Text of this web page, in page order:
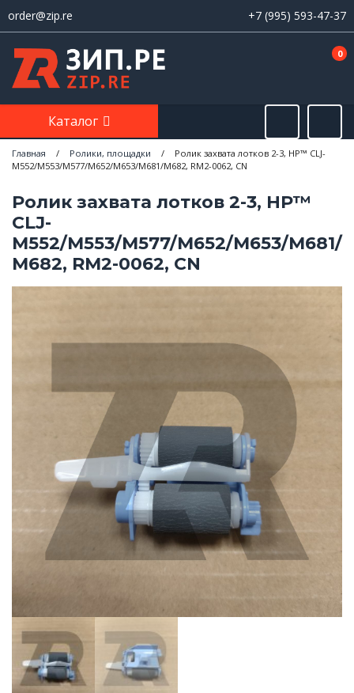
order@zip.re +7 (995) 593-47-37
0
Каталог
Главная / Ролики, площадки /
Ролик захвата лотков 2-3, HP™ CLJ-
M552/M553/M577/M652/M653/M681/M682, RM2-0062, CN
Ролик захвата лотков 2-3, HP™
CLJ-
M552/M553/M577/M652/M653/M681/
M682, RM2-0062, CN